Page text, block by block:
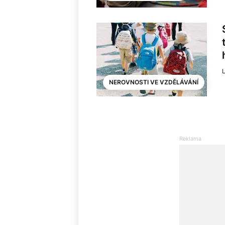
NEROVNOSTI VE VZDĚLÁVÁNÍ